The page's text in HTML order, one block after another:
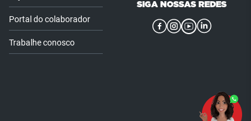
Portal do colaborador
Trabalhe conosco
SIGA NOSSAS REDES